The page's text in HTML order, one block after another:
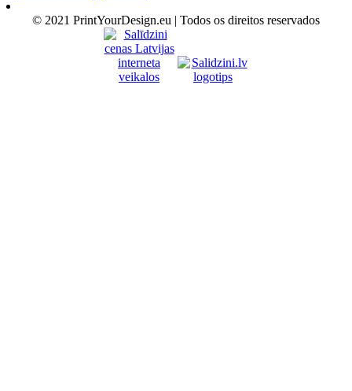
© 2021 PrintYourDesign.eu | Todos os direitos reservados